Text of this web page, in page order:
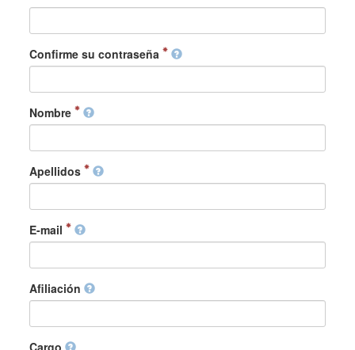
Confirme su contraseña
Nombre
Apellidos
E-mail
Afiliación
Cargo